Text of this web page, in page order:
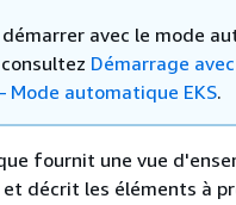
démarrer avec le mode
consultez Démarrage
Mode automatique EKS.
fournit une vue
décrit les éléments à